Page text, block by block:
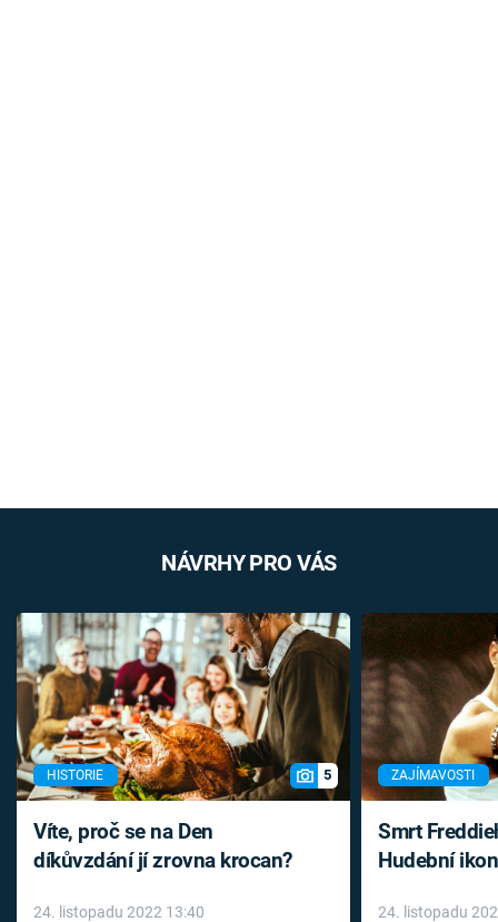
NÁVRHY PRO VÁS
HISTORIE 5
Víte, proč se na Den
díkůvzdání jí zrovna krocan?
24. listopadu 2022 13:40
ZAJÍMAVOSTI
Smrt
Hudební
24. listopadu